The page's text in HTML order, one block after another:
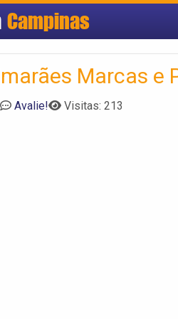
Campinas
Marcas e
Avalie! Visitas: 213